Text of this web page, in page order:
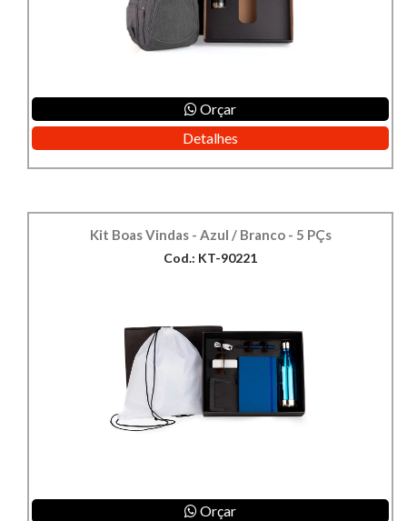
Orçar
Detalhes
Kit Boas Vindas - Azul / Branco - 5 PÇs
Cod.: KT-90221
Orçar